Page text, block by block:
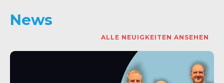
News
ALLE NEUIGKEITEN ANSEHEN